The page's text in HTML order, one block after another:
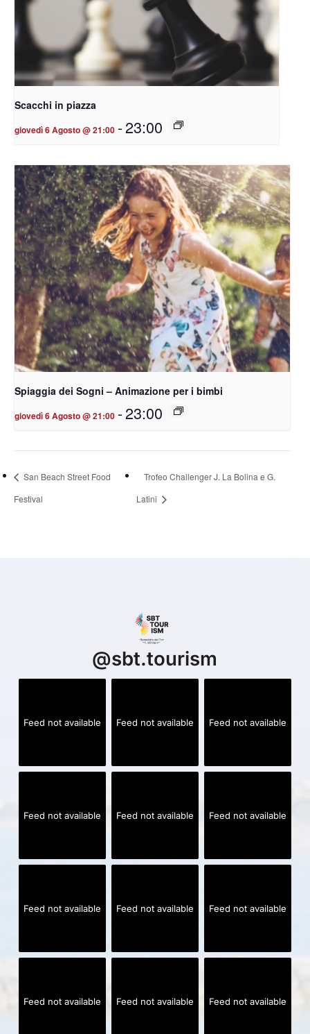
Scacchi in piazza
giovedì 6 Agosto @ 21:00 -23:00
Spiaggia dei Sogni – Animazione per i bimbi
giovedì 6 Agosto @ 21:00 -23:00
San Beach Street Food
Festival
Trofeo Challenger J. La Bolina e G.
Latini
@sbt.tourism
Feed not available Feed not available Feed not available
Feed not available Feed not available Feed not available
Feed not available Feed not available Feed not available
Feed not available Feed not available Feed not available